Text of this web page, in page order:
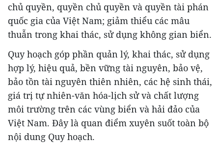
chủ quyền, quyền chủ quyền và quyền tài phán
quốc gia của Việt Nam; giảm thiểu các mâu
thuẫn trong khai thác, sử dụng không gian biển.
Quy hoạch góp phần quản lý, khai thác, sử dụng
hợp lý, hiệu quả, bền vững tài nguyên, bảo vệ,
bảo tồn tài nguyên thiên nhiên, các hệ sinh thái,
giá trị tự nhiên-văn hóa-lịch sử và chất lượng
môi trường trên các vùng biển và hải đảo của
Việt Nam. Đây là quan điểm xuyên suốt toàn bộ
nội dung Quy hoạch.